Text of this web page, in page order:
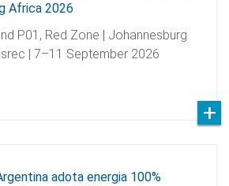
Africa 2026
P01, Red Zone | Johannesburg
| 7–11 September 2026
adota energia 100%